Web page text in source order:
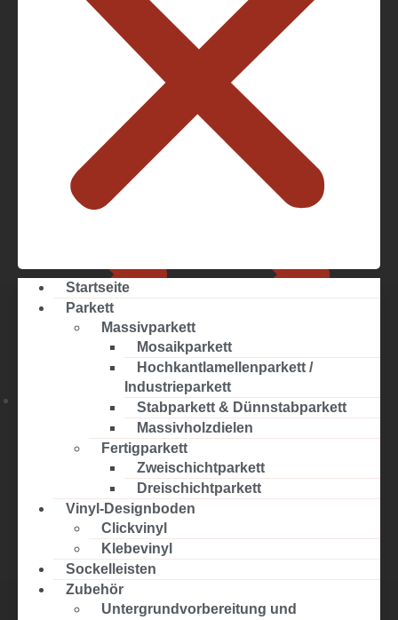
Startseite
Parkett
Massivparkett
Mosaikparkett
Hochkantlamellenparkett /
Industrieparkett
Stabparkett & Dünnstabparkett
Massivholzdielen
Fertigparkett
Zweischichtparkett
Dreischichtparkett
Vinyl-Designboden
Clickvinyl
Klebevinyl
Sockelleisten
Zubehör
Untergrundvorbereitung und
WEKOPAN Holzimport – Export GmbH
Geschäftsführer:
Hartmut Kowalski, Steffen Kowalski
Emil-Berliner-Str. 39 – 41
30851 Langenhagen
Böden + Zubehör Seiten
Startseite